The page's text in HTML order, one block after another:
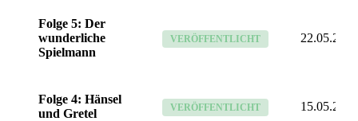
Folge 5: Der
wunderliche
Spielmann
VERÖFFENTLICHT 22.05.26
Folge 4: Hänsel
und Gretel
VERÖFFENTLICHT 15.05.26